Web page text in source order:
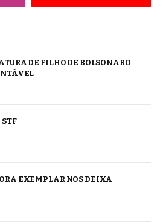
DE FILHO DE BOLSONARO
STF
EXEMPLAR NOS DEIXA